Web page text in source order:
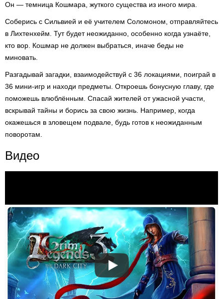
Он — темница Кошмара, жуткого существа из иного мира.
Соберись с Сильвией и её учителем Соломоном, отправляйтесь
в Лихтенхейм. Тут будет неожиданно, особенно когда узнаёте,
кто вор. Кошмар не должен выбраться, иначе беды не
миновать.
Разгадывай загадки, взаимодействуй с 36 локациями, поиграй в
36 мини-игр и находи предметы. Откроешь бонусную главу, где
поможешь влюблённым. Спасай жителей от ужасной участи,
вскрывай тайны и борись за свою жизнь. Например, когда
окажешься в зловещем подвале, будь готов к неожиданным
поворотам.
Видео